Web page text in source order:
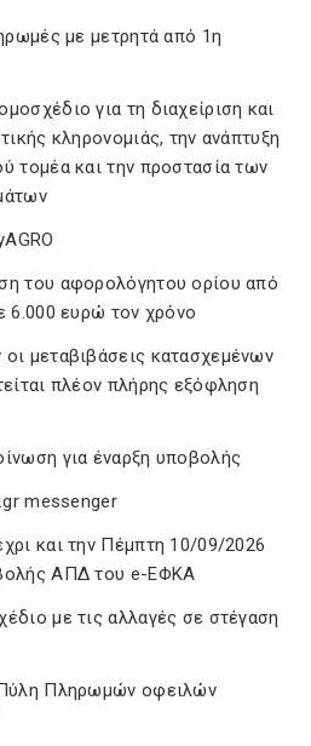
με μετρητά από 1η
για τη διαχείριση και
κληρονομιάς, την ανάπτυξη
τομέα και την προστασία των
του αφορολόγητου ορίου από
6.000 ευρώ τον χρόνο
μεταβιβάσεις κατασχεμένων
πλέον πλήρης εξόφληση
για έναρξη υποβολής
messenger
και την Πέμπτη 10/09/2026
ΑΠΔ του e-ΕΦΚΑ
με τις αλλαγές σε στέγαση
Πληρωμών οφειλών